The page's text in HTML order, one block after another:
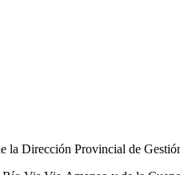
la Dirección Provincial de